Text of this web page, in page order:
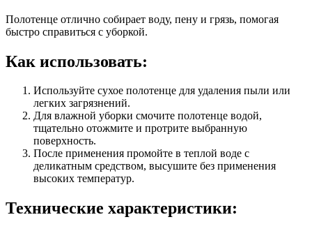
Полотенце отлично собирает воду, пену и грязь, помогая
быстро справиться с уборкой.
Как использовать:
Используйте сухое полотенце для удаления пыли или
легких загрязнений.
Для влажной уборки смочите полотенце водой,
тщательно отожмите и протрите выбранную
поверхность.
После применения промойте в теплой воде с
деликатным средством, высушите без применения
высоких температур.
Технические характеристики: